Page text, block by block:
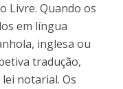
Livre. Quando os
em língua
inglesa ou
tradução,
notarial. Os